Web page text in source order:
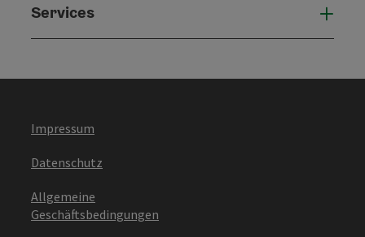
Services
Impressum
Datenschutz
Allgemeine
Geschäftsbedingungen